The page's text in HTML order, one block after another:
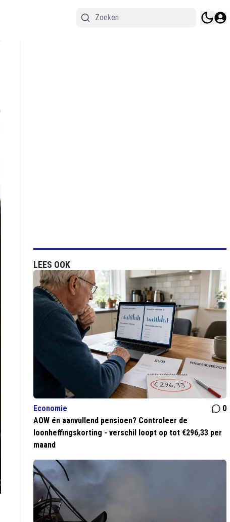
LEES OOK
Economie
0
AOW én aanvullend pensioen? Controleer de
loonheffingskorting - verschil loopt op tot €296,33 per
maand